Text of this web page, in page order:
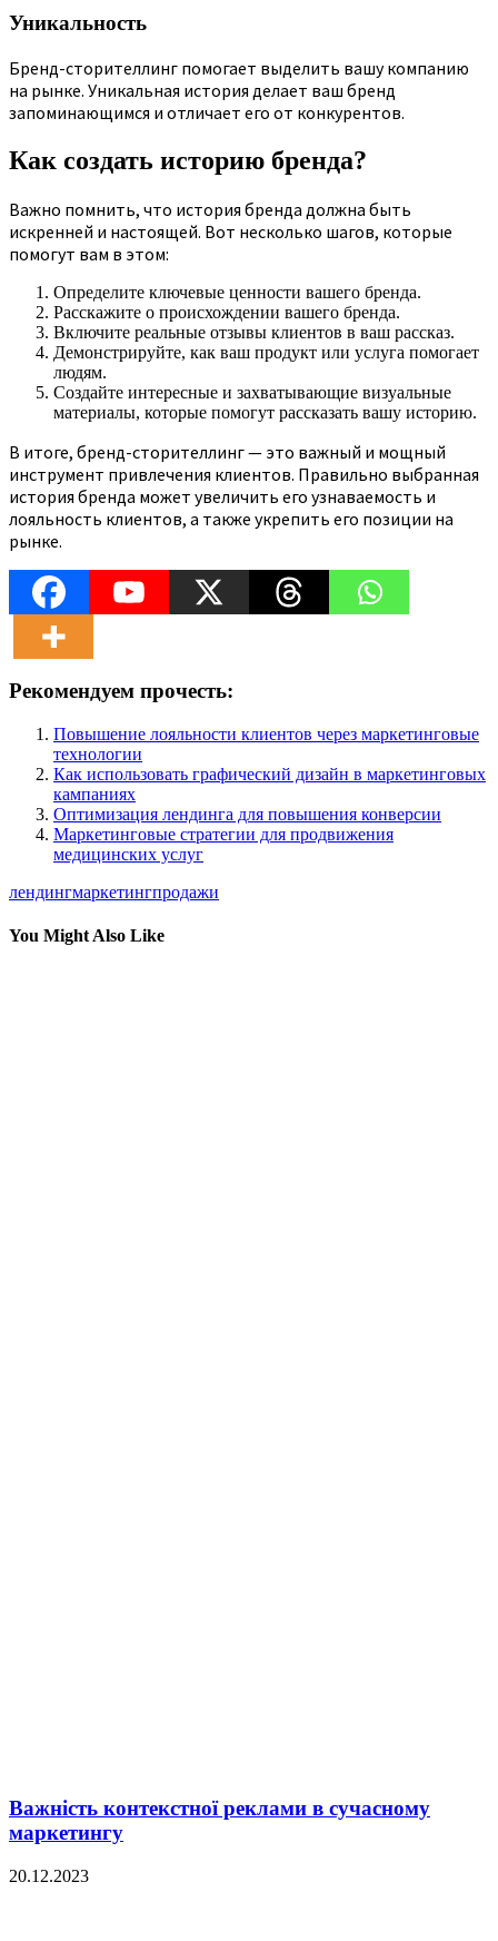
Уникальность
Бренд-сторителлинг помогает выделить вашу компанию
на рынке. Уникальная история делает ваш бренд
запоминающимся и отличает его от конкурентов.
Как создать историю бренда?
Важно помнить, что история бренда должна быть
искренней и настоящей. Вот несколько шагов, которые
помогут вам в этом:
Определите ключевые ценности вашего бренда.
Расскажите о происхождении вашего бренда.
Включите реальные отзывы клиентов в ваш рассказ.
Демонстрируйте, как ваш продукт или услуга помогает
людям.
Создайте интересные и захватывающие визуальные
материалы, которые помогут рассказать вашу историю.
В итоге, бренд-сторителлинг — это важный и мощный
инструмент привлечения клиентов. Правильно выбранная
история бренда может увеличить его узнаваемость и
лояльность клиентов, а также укрепить его позиции на
рынке.
Рекомендуем прочесть:
Повышение лояльности клиентов через маркетинговые
технологии
Как использовать графический дизайн в маркетинговых
кампаниях
Оптимизация лендинга для повышения конверсии
Маркетинговые стратегии для продвижения
медицинских услуг
лендингмаркетингпродажи
You Might Also Like
Важність контекстної реклами в сучасному
маркетингу
20.12.2023